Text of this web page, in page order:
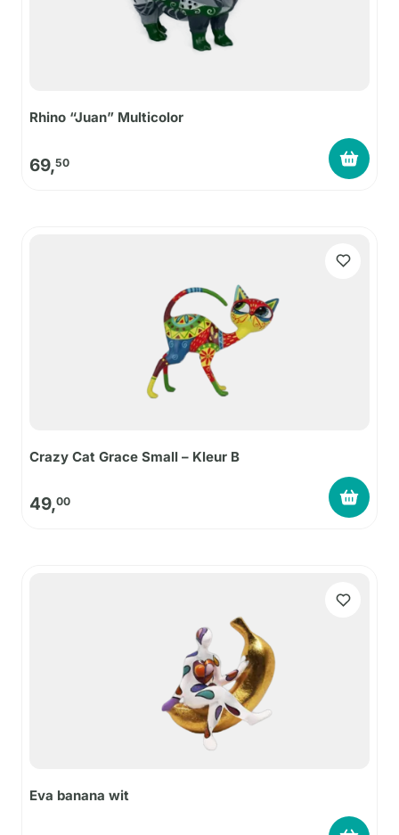
Rhino “Juan” Multicolor
69,50
Crazy Cat Grace Small – Kleur B
49,00
Eva banana wit